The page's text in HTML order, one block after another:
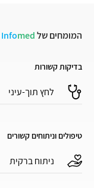
המומחים של Infomed
בדיקות קשורות
לחץ תוך-עיני
טיפולים וניתוחים קשורים
ניתוח ברקית